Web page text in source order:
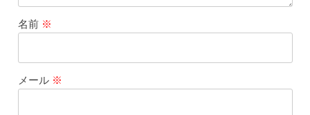
名前 ※
メール ※